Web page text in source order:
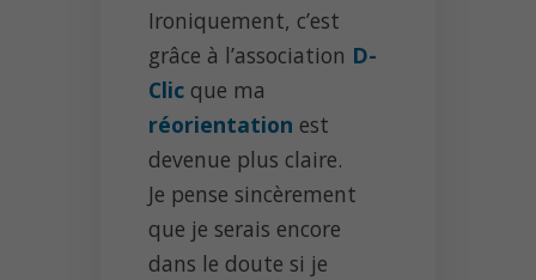
Ironiquement, c’est
grâce à l’association D-
Clic que ma
réorientation est
devenue plus claire.
Je pense sincèrement
que je serais encore
dans le doute si je